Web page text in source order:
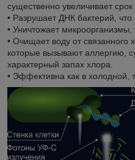
существенно увеличивает
• Разрушает ДНК бактерий,
• Уничтожает микроорганизмы,
• Очищает воду от связанного
которые вызывают аллергию,
характерный запах хлора.
• Эффективна как в холодной,